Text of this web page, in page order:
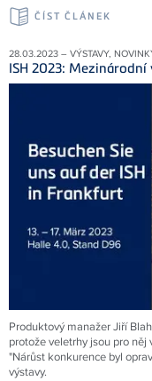
ČÍST ČLÁNEK
28.03.2023 – VÝSTAVY,
ISH 2023:
Produktový manažer Jiří
protože veletrhy jsou pro
"Nárůst konkurence byl
výstavy.